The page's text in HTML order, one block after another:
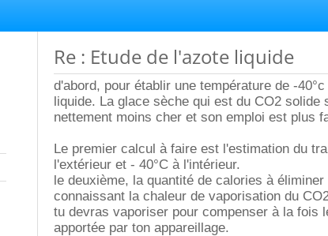
Re : Etude de l'azote liquide
d'abord, pour établir une température de -
liquide. La glace sèche qui est du CO2
nettement moins cher et son emploi est plus
Le premier calcul à faire est l'estimation du
l'extérieur et - 40°C à l'intérieur.
le deuxième, la quantité de calories à
connaissant la chaleur de vaporisation du
tu devras vaporiser pour compenser à la fois
apportée par ton appareillage.